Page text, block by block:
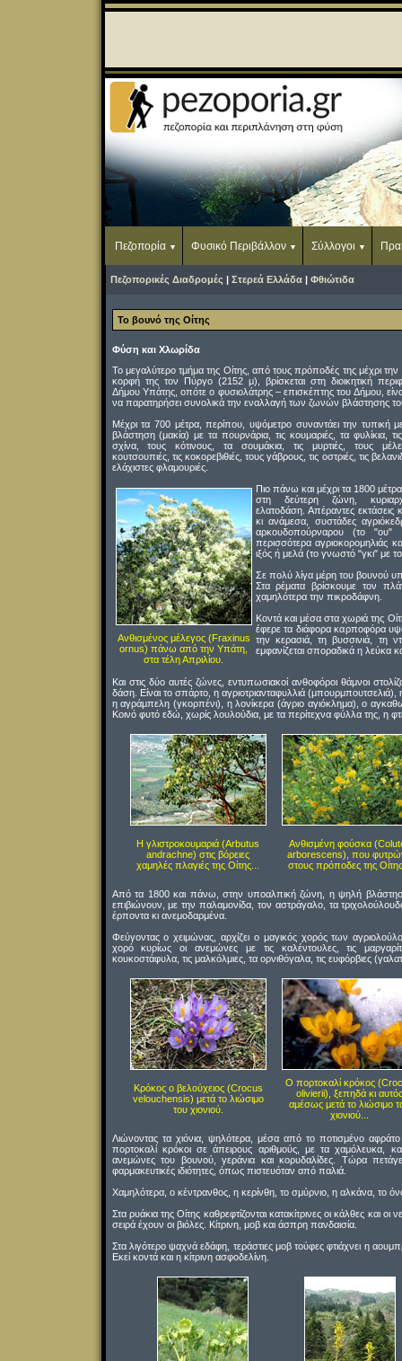
Πεζοπορία Φυσικό Περιβάλλον Σύλλογοι
Πεζοπορικές Διαδρομές | Στερεά Ελλάδα | Φθιώτιδα
Το βουνό της Οίτης
Φύση και Χλωρίδα
Το μεγαλύτερο τμήμα της Οίτης, από τους πρόποδές της μέχρι
κορφή της τον Πύργο (2152 μ), βρίσκεται στη διοικητική
Δήμου Υπάτης, οπότε ο φυσιολάτρης – επισκέπτης του Δήμου,
να παρατηρήσει συνολικά την εναλλαγή των ζωνών βλάστησης
Μέχρι τα 700 μέτρα, περίπου, υψόμετρο συναντάει την τυπική
βλάστηση (μακία) με τα πουρνάρια, τις κουμαριές, τα φυλίκια,
σχίνα, τους κότινους, τα σουμάκια, τις μυρτιές, τους
κουτσουπιές, τις κοκορεβιθιές, τους γάβρους, τις οστριές, τις
ελάχιστες φλαμουριές.
Ανθισμένος μέλεγος (Fraxinus
ornus) πάνω από την Υπάτη,
στα τέλη Απριλίου.
Πιο πάνω και μέχρι τα 1800
στη δεύτερη ζώνη,
ελατοδάση. Απέραντες εκτάσεις
κι ανάμεσα, συστάδες
αρκουδοπούρναρου (το "ου"
περισσότερα αγριοκορομηλιάς
ιξός ή μελά (το γνωστό "γκι" με
Σε πολύ λίγα μέρη του βουνού
Στα ρέματα βρίσκουμε τον
χαμηλότερα την πικροδάφνη.
Κοντά και μέσα στα χωριά της
έφερε τα διάφορα καρποφόρα
την κερασιά, τη βυσσινιά, τη
εμφανίζεται σποραδικά η λεύκα
Και στις δύο αυτές ζώνες, εντυπωσιακοί ανθοφόροι θάμνοι
δάση. Είναι το σπάρτο, η αγριοτριανταφυλλιά
η αγράμπελη (γκορπένι), η λονίκερα (άγριο αγιόκλημα), ο
Κοινό φυτό εδώ, χωρίς λουλούδια, με τα περίτεχνα φύλλα της, η
Η γλιστροκουμαριά (Arbutus
andrachne) στις βόρειες
χαμηλές πλαγιές της Οίτης...
Ανθισμένη φούσκα
arborescens), που
στους πρόποδες της
Από τα 1800 και πάνω, στην υποαλπική ζώνη, η ψηλή
επιβιώνουν, με την παλαμονίδα, τον αστράγαλο, τα
έρποντα κι ανεμοδαρμένα.
Φεύγοντας ο χειμώνας, αρχίζει ο μαγικός χορός των
χορό κυρίως οι ανεμώνες με τις καλέντουλες, τις
κουκοστάφυλα, τις μαλκόλμιες, τα ορνιθόγαλα, τις ευφόρβιες
Κρόκος ο βελούχειος (Crocus
velouchensis) μετά το λιώσιμο
του χιονιού.
Ο πορτοκαλί κρόκος
olivierii), ξεπηδά κι αυτός
αμέσως μετά το λιώσιμο
χιονιού...
Λιώνοντας τα χιόνια, ψηλότερα, μέσα από το ποτισμένο
πορτοκαλί κρόκοι σε άπειρους αριθμούς, με τα χαμόλευκα,
ανεμώνες του βουνού, γεράνια και κορυδαλίδες. Τώρα
φαρμακευτικές ιδιότητες, όπως πιστευόταν από παλιά.
Χαμηλότερα, ο κέντρανθος, η κερίνθη, το σμύρνιο, η αλκάνα, το
Στα ρυάκια της Οίτης καθρεφτίζονται κατακίτρινες οι κάλθες και
σειρά έχουν οι βιόλες. Κίτρινη, μοβ και άσπρη πανδαισία.
Στα λιγότερο ψαχνά εδάφη, τεράστιες μοβ τούφες φτιάχνει η
Εκεί κοντά και η κίτρινη ασφοδελίνη.